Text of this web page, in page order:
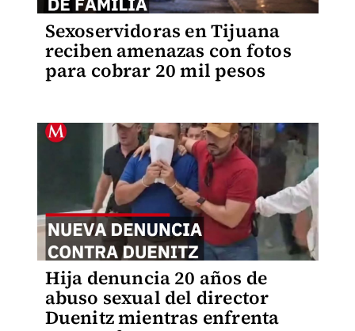
Sexoservidoras en Tijuana
reciben amenazas con fotos
para cobrar 20 mil pesos
Hija denuncia 20 años de
abuso sexual del director
Duenitz mientras enfrenta